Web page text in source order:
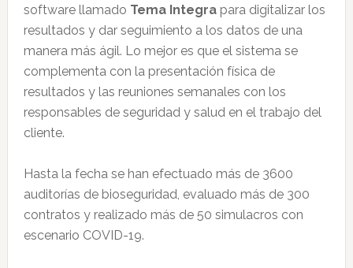
software llamado Tema Integrapara digitalizar los
resultados y dar seguimiento a los datos de una
manera más ágil. Lo mejor es que el sistema se
complementa con la presentación física de
resultados y las reuniones semanales con los
responsables de seguridad y salud en el trabajo del
cliente.
Hasta la fecha se han efectuado más de 3600
auditorías de bioseguridad, evaluado más de 300
contratos y realizado más de 50 simulacros con
escenario COVID-19.